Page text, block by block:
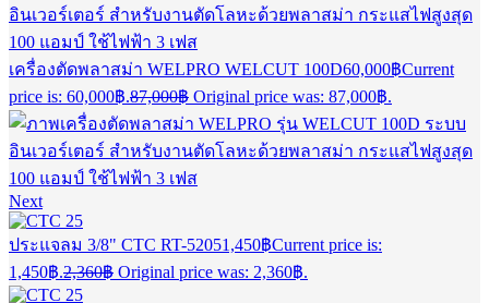
เครื่องตัดพลาสม่า WELPRO WELCUT 100D60,000฿Current
price is: 60,000฿.87,000฿ Original price was: 87,000฿.
Next
ประแจลม 3/8" CTC RT-52051,450฿Current price is:
1,450฿.2,360฿ Original price was: 2,360฿.